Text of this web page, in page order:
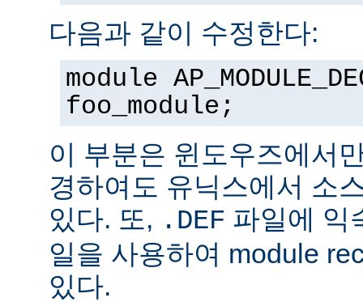
다음과 같이 수정한다:
module
foo_module;
이 부분은 윈도우즈에서
경하여도 유닉스에서 소
있다. 또, .DEF 파일에 익
일을 사용하여 module
있다.